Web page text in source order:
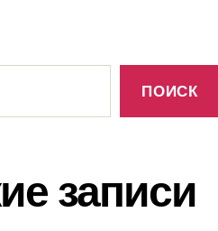
ПОИСК
записи